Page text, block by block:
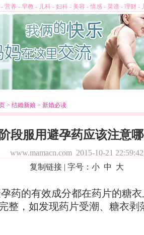
- 营养 - 早教 - 儿科 - 妇科 - 美容 - 情感 - 菜谱 - 理财 -
> 结婚新娘 > 新婚必读
段服用避孕药应该注意
www.mamacn.com 2015-10-21 22:59:42
复制链接 | 字号： 小 中 大
的有效成分都在药片的糖衣
整，如发现药片受潮、糖衣剥